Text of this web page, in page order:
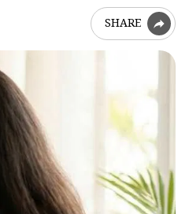
SHARE